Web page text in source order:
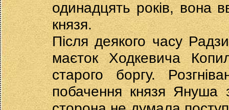
одинадцять років, вона
князя.
Після деякого часу
маєток Ходкевича
старого боргу.
побачення князя Януша